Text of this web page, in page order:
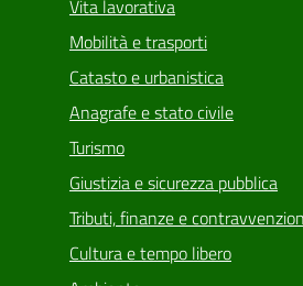
Vita lavorativa
Mobilità e trasporti
Catasto e urbanistica
Anagrafe e stato civile
Turismo
Giustizia e sicurezza pubblica
Tributi, finanze e
Cultura e tempo libero